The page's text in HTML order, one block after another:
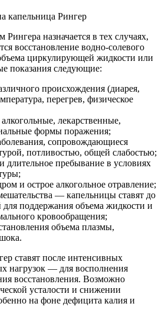
Рингера назначается в тех случаях,
восстановление водно-солевого
циркулирующей жидкости или
показания следующие:
происхождения (диарея,
перегрев, физическое
лекарственные,
формы поражения;
сопровождающиеся
потливостью, общей слабостью;
длительное пребывание в условиях
и острое алкогольное отравление;
— капельницы ставят до
для поддержания объема жидкости и
кровообращения;
объема плазмы,
ставят после интенсивных
нагрузок — для восполнения
восстановления. Возможно
усталости и снижении
на фоне дефицита калия и